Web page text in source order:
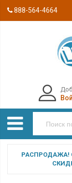
888-564-4664
РАСПРОДАЖА!